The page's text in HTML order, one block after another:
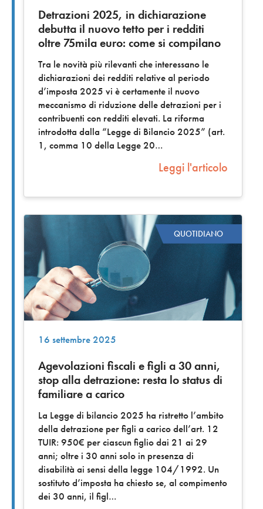
Detrazioni 2025, in dichiarazione
debutta il nuovo tetto per i redditi
oltre 75mila euro: come si compilano
Tra le novità più rilevanti che interessano le
dichiarazioni dei redditi relative al periodo
d’imposta 2025 vi è certamente il nuovo
meccanismo di riduzione delle detrazioni per i
contribuenti con redditi elevati. La riforma
introdotta dalla “Legge di Bilancio 2025” (art.
1, comma 10 della Legge 20
Leggi l'articolo
QUOTIDIANO
16 settembre 2025
Agevolazioni fiscali e figli a 30 anni,
stop alla detrazione: resta lo status di
familiare a carico
La Legge di bilancio 2025 ha ristretto l’ambito
della detrazione per figli a carico dell’art. 12
TUIR: 950€ per ciascun figlio dai 21 ai 29
anni; oltre i 30 anni solo in presenza di
disabilità ai sensi della legge 104/1992. Un
sostituto d’imposta ha chiesto se, al compimento
dei 30 anni, il figl